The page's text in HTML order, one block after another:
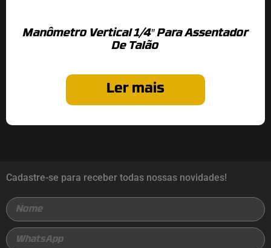
Manômetro Vertical 1/4″ Para Assentador
De Talão
Ler mais
Cadastre-se para receber todas nossas novidades!